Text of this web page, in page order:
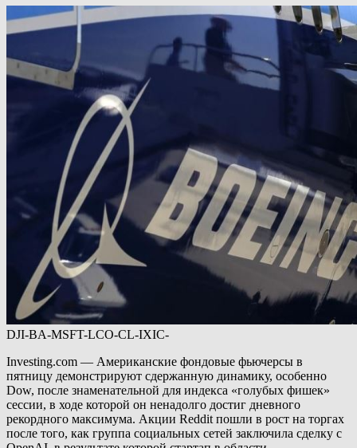
DJI-BA-MSFT-LCO-CL-IXIC-
Investing.com — Американские фондовые фьючерсы в
пятницу демонстрируют сдержанную динамику, особенно
Dow, после знаменательной для индекса «голубых фишек»
сессии, в ходе которой он ненадолго достиг дневного
рекордного максимума. Акции Reddit пошли в рост на торгах
после того, как группа социальных сетей заключила сделку с